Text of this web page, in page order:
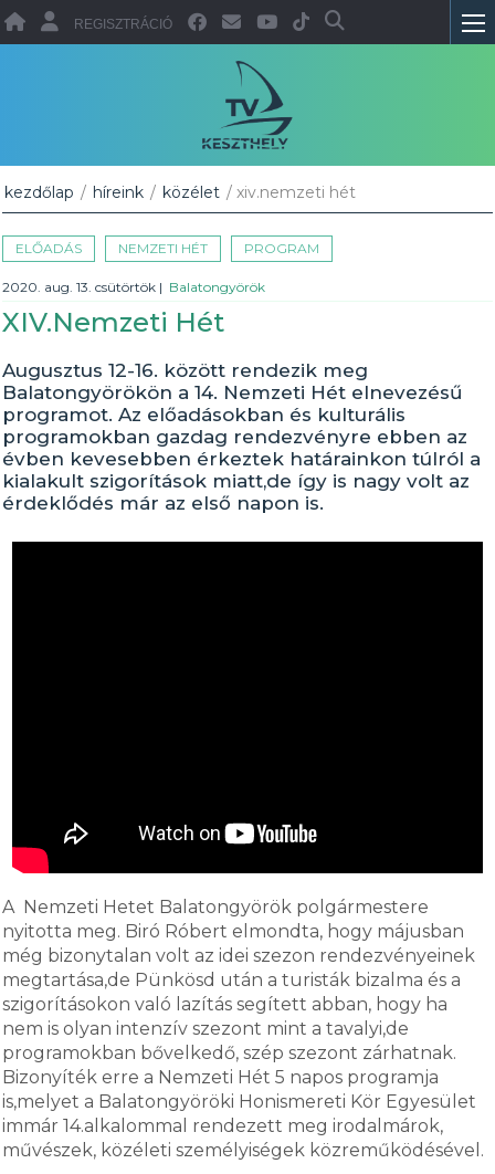
REGISZTRÁCIÓ
kezdőlap / híreink / közélet / xiv.nemzeti hét
ELŐADÁS NEMZETI HÉT PROGRAM
2020. aug. 13. csütörtök | Balatongyörök
XIV.Nemzeti Hét
Augusztus 12-16. között rendezik meg
Balatongyörökön a 14. Nemzeti Hét elnevezésű
programot. Az előadásokban és kulturális
programokban gazdag rendezvényre ebben az
évben kevesebben érkeztek határainkon túlról a
kialakult szigorítások miatt,de így is nagy volt az
érdeklődés már az első napon is.
A Nemzeti Hetet Balatongyörök polgármestere
nyitotta meg. Biró Róbert elmondta, hogy májusban
még bizonytalan volt az idei szezon rendezvényeinek
megtartása,de Pünkösd után a turisták bizalma és a
szigorításokon való lazítás segített abban, hogy ha
nem is olyan intenzív szezont mint a tavalyi,de
programokban bővelkedő, szép szezont zárhatnak.
Bizonyíték erre a Nemzeti Hét 5 napos programja
is,melyet a Balatongyöröki Honismereti Kör Egyesület
immár 14.alkalommal rendezett meg irodalmárok,
művészek, közéleti személyiségek közreműködésével.